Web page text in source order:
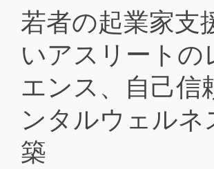
content
若者の起業家支
いアスリートの
エンス、自己信
ンタルウェルネ
築